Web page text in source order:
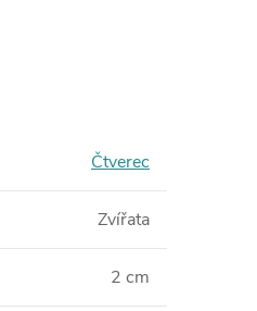
Čtverec
Zvířata
2 cm